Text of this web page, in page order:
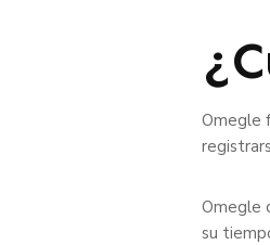
Omegle
Omegle
su